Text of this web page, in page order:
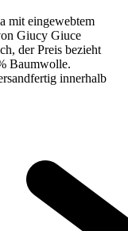
mit eingewebtem
Giucy Giuce
der Preis bezieht
Baumwolle.
innerhalb